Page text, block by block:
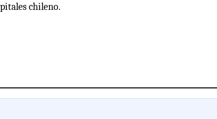
chileno.